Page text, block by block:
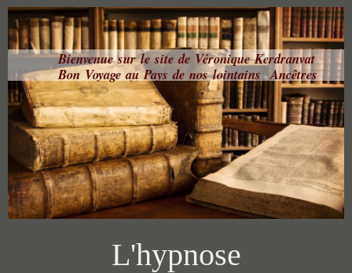
Bienvenue sur le site de Véronique Kerdranvat
Bon Voyage au Pays de nos lointains Ancêtres
L'hypnose